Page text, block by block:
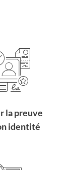
la preuve
identité